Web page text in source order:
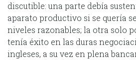
discutible: una parte debía
aparato productivo si se quería
niveles razonables; la otra solo
tenía éxito en las duras
ingleses, a su vez en plena